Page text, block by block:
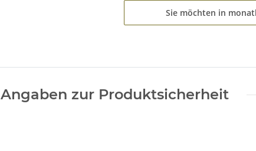
Sie möchten in
Angaben zur Produktsicherheit